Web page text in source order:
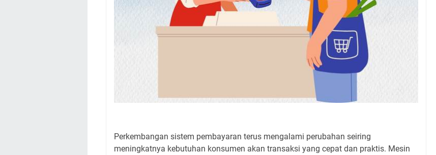
Perkembangan sistem pembayaran terus mengalami perubahan seiring
meningkatnya kebutuhan konsumen akan transaksi yang cepat dan praktis. Mesin